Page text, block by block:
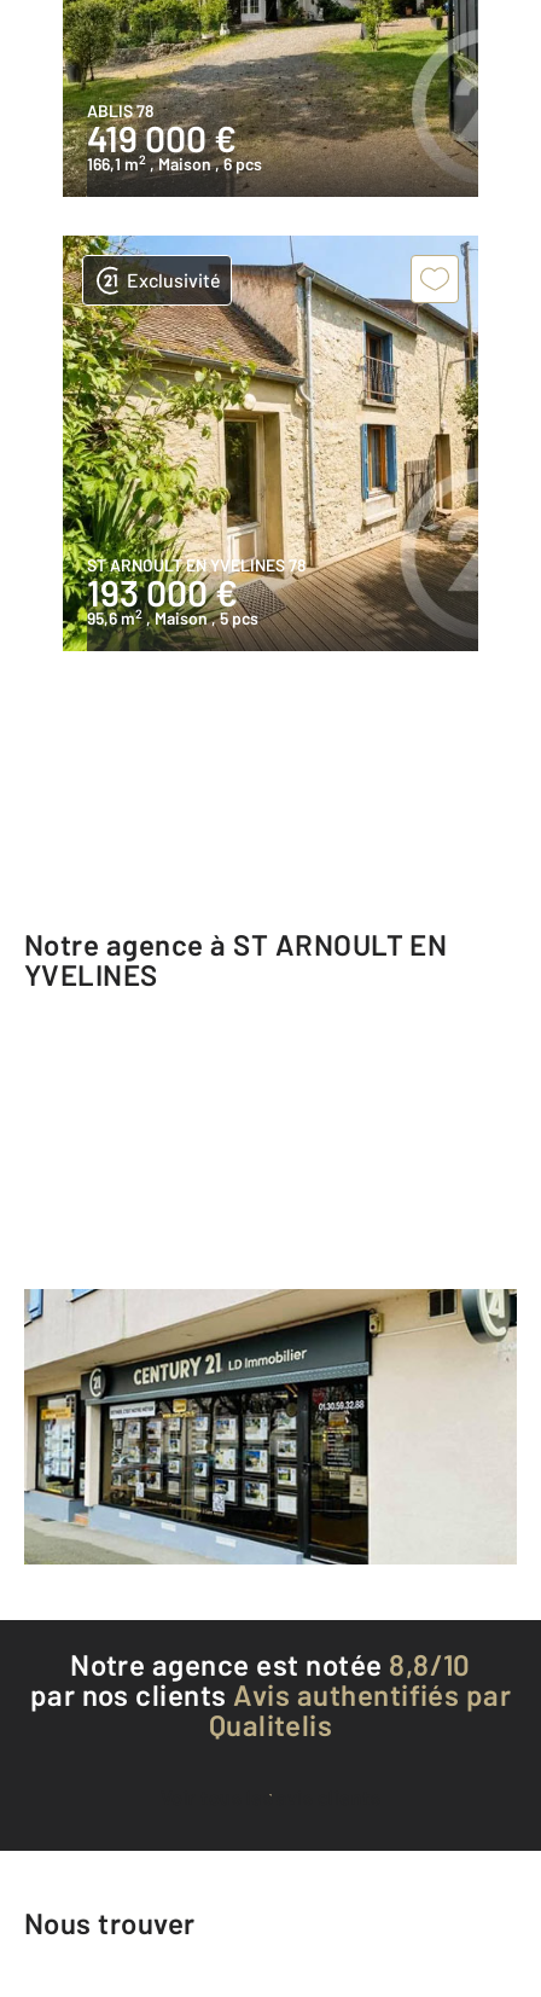
ABLIS 78
419 000 €
166,1 m2 , Maison, 6 pcs
Exclusivité
ST ARNOULT EN YVELINES 78
193 000 €
95,6 m2 , Maison, 5 pcs
Notre agence à ST ARNOULT EN
YVELINES
CENTURY 21 LD Immobilier
9 rue Eugène Renault
ST ARNOULT EN YVELINES - 78730
Envoyer un message
Téléphoner à l'agence
Notre agence est notée 8,8/10
par nos clients Avis authentifiés par
Qualitelis
Voir tous les avis clients
Nous trouver